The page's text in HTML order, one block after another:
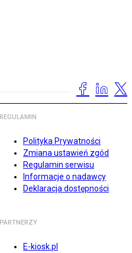
REGULAMIN
Polityka Prywatności
Zmiana ustawień zgód
Regulamin serwisu
Informacje o nadawcy
Deklaracja dostępności
PARTNERZY
E-kiosk.pl